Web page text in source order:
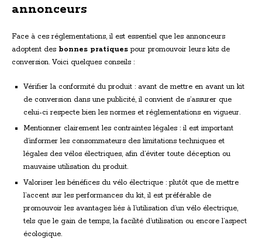
annonceurs
Face à ces réglementations, il est essentiel que les annonceurs
adoptent des bonnes pratiques pour promouvoir leurs kits de
conversion. Voici quelques conseils :
Vérifier la conformité du produit : avant de mettre en avant un kit
de conversion dans une publicité, il convient de s’assurer que
celui-ci respecte bien les normes et réglementations en vigueur.
Mentionner clairement les contraintes légales : il est important
d’informer les consommateurs des limitations techniques et
légales des vélos électriques, afin d’éviter toute déception ou
mauvaise utilisation du produit.
Valoriser les bénéfices du vélo électrique : plutôt que de mettre
l’accent sur les performances du kit, il est préférable de
promouvoir les avantages liés à l’utilisation d’un vélo électrique,
tels que le gain de temps, la facilité d’utilisation ou encore l’aspect
écologique.